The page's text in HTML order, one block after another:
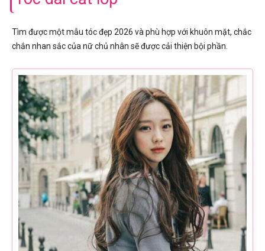
Tìm được một mẫu tóc đẹp 2026 và phù hợp với khuôn mặt, chắc
chắn nhan sắc của nữ chủ nhân sẽ được cải thiện bội phần.